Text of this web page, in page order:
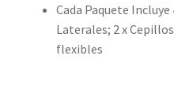
Cada Paquete
Laterales; 2 x
flexibles